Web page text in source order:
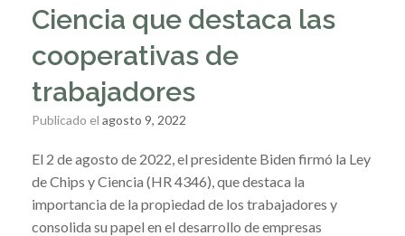
Ciencia que destaca las
cooperativas de
trabajadores
Publicado el agosto 9, 2022
El 2 de agosto de 2022, el presidente Biden firmó la Ley
de Chips y Ciencia (HR 4346), que destaca la
importancia de la propiedad de los trabajadores y
consolida su papel en el desarrollo de empresas